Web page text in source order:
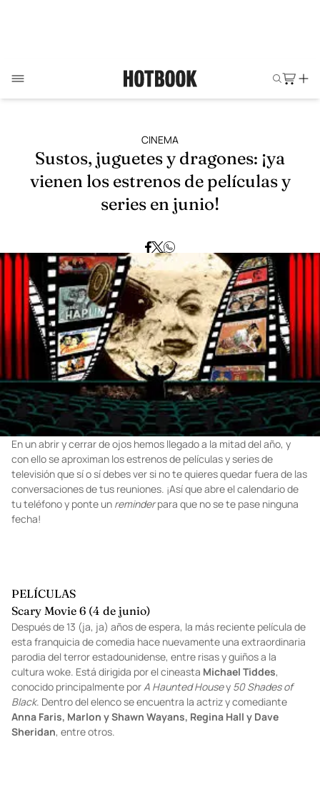
CINEMA
Sustos, juguetes y dragones: ¡ya
vienen los estrenos de películas y
series en junio!
En un abrir y cerrar de ojos hemos llegado a la mitad del año, y
con ello se aproximan los estrenos de películas y series de
televisión que sí o sí debes ver si no te quieres quedar fuera de las
conversaciones de tus reuniones. ¡Así que abre el calendario de
tu teléfono y ponte un reminderpara que no se te pase ninguna
fecha!
PELÍCULAS
Scary Movie 6 (4 de junio)
Después de 13 (ja, ja) años de espera, la más reciente película de
esta franquicia de comedia hace nuevamente una extraordinaria
parodia del terror estadounidense, entre risas y guiños a la
cultura woke. Está dirigida por el cineasta Michael Tiddes,
conocido principalmente porA Haunted Housey 50 Shades of
Black. Dentro del elenco se encuentra la actriz y comediante
Anna Faris, Marlon y Shawn Wayans, Regina Hall y Dave
Sheridan, entre otros.